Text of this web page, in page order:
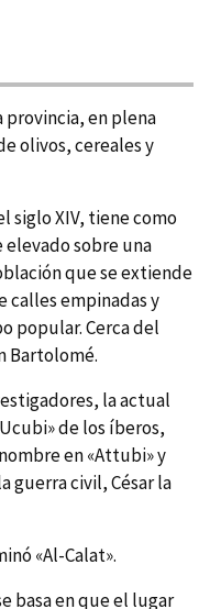
en plena
olivos, cereales y
siglo XIV, tiene como
sobre una
que se extiende
calles empinadas y
popular. Cerca del
Bartolomé.
la actual
de los í­beros,
en «Attubi» y
guerra civil, César la
«Al-Calat».
basa en que el lugar